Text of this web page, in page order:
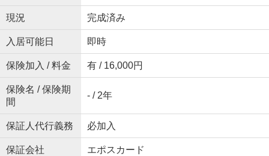
現況 完成済み
入居可能日 即時
保険加入 / 料金 有 / 16,000円
保険名 / 保険期
間
- / 2年
保証人代行義務 必加入
保証会社 エポスカード